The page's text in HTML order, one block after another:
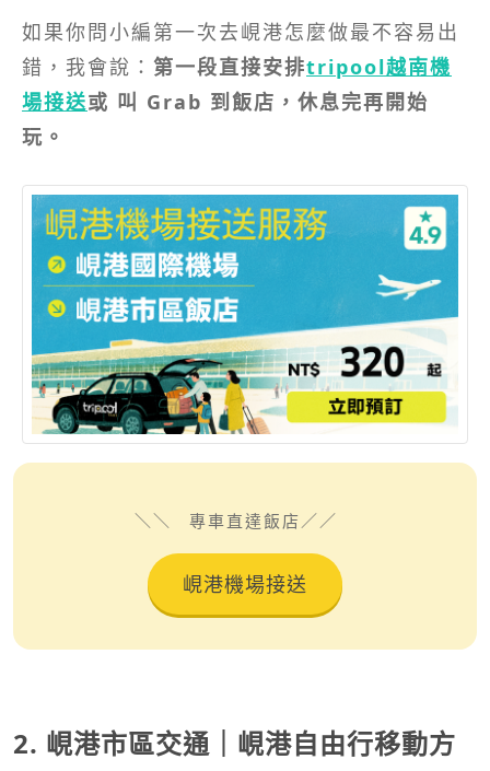
如果你問小編第一次去峴港怎麼做最不容易出
錯，我會說： 第一段直接安排tripool越南機
場接送或 叫 Grab 到飯店，休息完再開始
玩。
專車直達飯店
峴港機場接送
2. 峴港市區交通｜峴港自由行移動方